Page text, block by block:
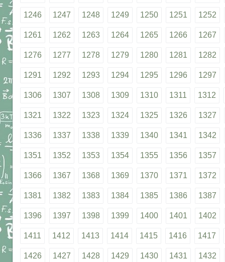
1246 1247 1248 1249 1250 1251 1252
1261 1262 1263 1264 1265 1266 1267
1276 1277 1278 1279 1280 1281 1282
1291 1292 1293 1294 1295 1296 1297
1306 1307 1308 1309 1310 1311 1312
1321 1322 1323 1324 1325 1326 1327
1336 1337 1338 1339 1340 1341 1342
1351 1352 1353 1354 1355 1356 1357
1366 1367 1368 1369 1370 1371 1372
1381 1382 1383 1384 1385 1386 1387
1396 1397 1398 1399 1400 1401 1402
1411 1412 1413 1414 1415 1416 1417
1426 1427 1428 1429 1430 1431 1432